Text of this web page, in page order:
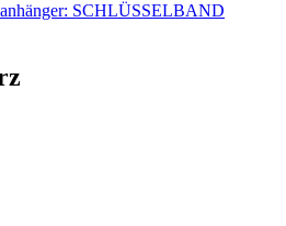
SCHLÜSSELBAND